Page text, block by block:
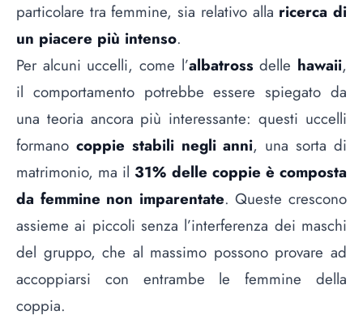
particolare tra femmine, sia relativo alla ricerca di
un piacere più intenso.
Per alcuni uccelli, come l’albatross delle hawaii,
il comportamento potrebbe essere spiegato da
una teoria ancora più interessante: questi uccelli
formano coppie stabili negli anni, una sorta di
matrimonio, ma il 31% delle coppie è composta
da femmine non imparentate. Queste crescono
assieme ai piccoli senza l’interferenza dei maschi
del gruppo, che al massimo possono provare ad
accoppiarsi con entrambe le femmine della
coppia.